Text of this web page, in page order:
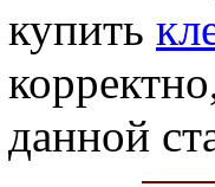
купить
данной